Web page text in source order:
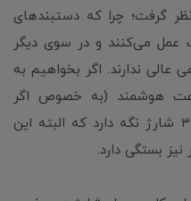
گرفت؛ چرا که دستبندهای
عمل می‌کنند و در سوی دیگر
ندارند. اگر بخواهیم به
هوشمند (به خصوص اگر
پرچمدار باشد) می‌توانید بین ۱ تا ۳ شارژ نگه دارد که البته این
نیز بستگی دارد.